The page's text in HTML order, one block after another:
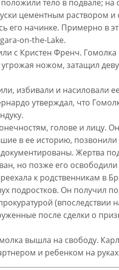
тело в подвале;
цементным раствором и
его начинке. Примерно в
on-the-Lake.
с Кристен Френч.
ножом, затащил
избивали и насиловали
утверждал, что
голове и лицу.
в ее историю,
Жертва
но позже его
к родственникам в
подростков. Он получил
(впоследствии
после сделки о
вышла на свободу.
и ребенком на